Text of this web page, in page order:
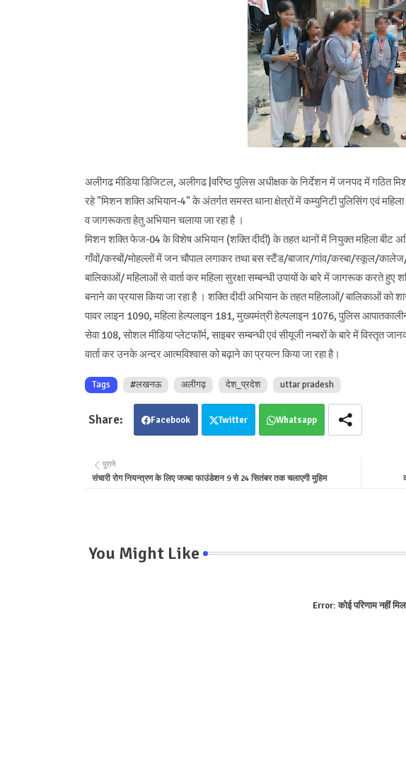
अलीगढ मीडिया डिजिटल, अलीगढ |वरिष्ठ पुलिस अधीक्षक के निर्देशन में जनपद में गठित
रहे "मिशन शक्ति अभियान-4" के अंतर्गत समस्त थाना क्षेत्रों में कम्युनिटी पुलिसिंग एवं
व जागरूकता हेतु अभियान चलाया जा रहा है ।
मिशन शक्ति फेज-04 के विशेष अभियान (शक्ति दीदी) के तहत थानों में नियुक्त महिला बीट
गाँवों/कस्बों/मोहल्लों में जन चौपाल लगाकर तथा बस स्टैंड/बाजार/गांव/कस्बा/स्कूल/कालेज/
बालिकाओं/ महिलाओं से वार्ता कर महिला सुरक्षा सम्बन्धी उपायों के बारे में जागरूक करते
बनाने का प्रयास किया जा रहा है । शक्ति दीदी अभियान के तहत महिलाओं/ बालिकाओं को
पावर लाइन 1090, महिला हेल्पलाइन 181, मुख्यमंत्री हेल्पलाइन 1076, पुलिस
सेवा 108, सोशल मीडिया प्लेटफॉर्म, साइबर सम्बन्धी एवं सीयूजी नम्बरों के बारे में विस्तृत
वार्ता कर उनके अन्दर आत्मविश्वास को बढ़ाने का प्रयत्न किया जा रहा है।
Tags #लखनऊ अलीगढ़ देश_प्रदेश uttar pradesh
Facebook Twitter Whatsapp
पुराने
संचारी रोग नियन्त्रण के लिए जज्बा फाउंडेशन 9 से 24 सितंबर तक चलाएगी मुहिम
You Might Like
Error:कोई परिणाम नहीं